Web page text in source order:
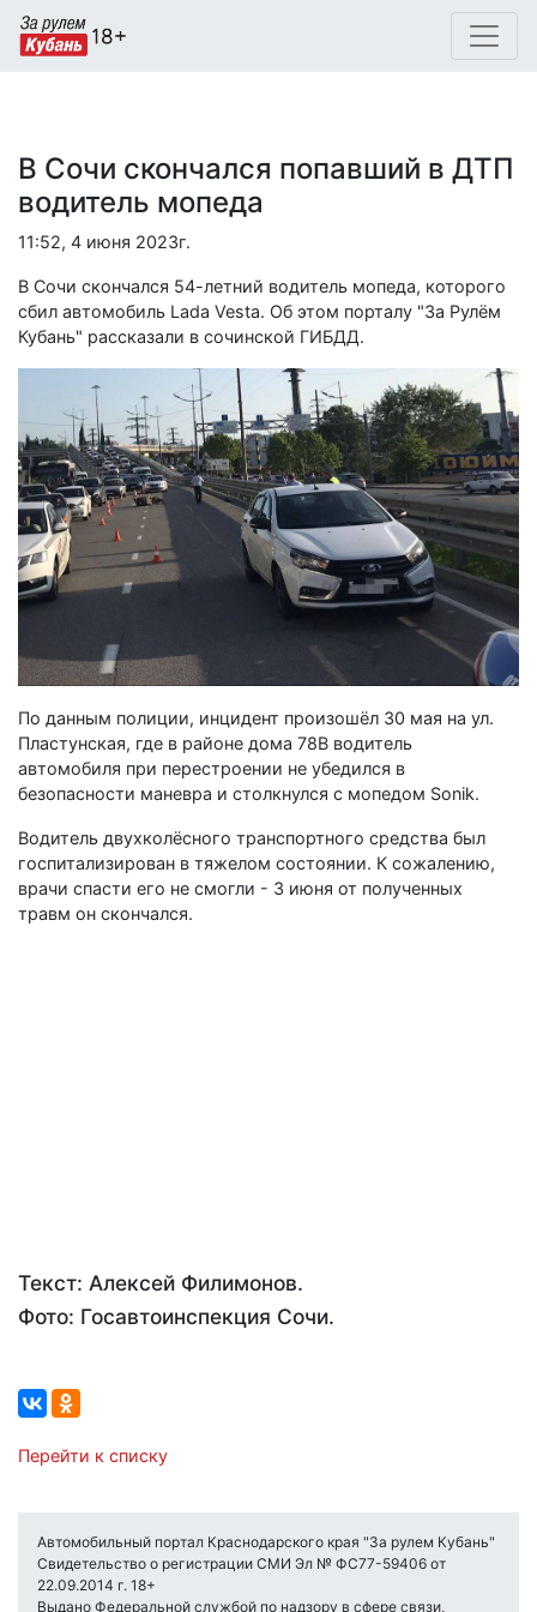
В Сочи скончался попавший в ДТП
водитель мопеда
11:52, 4 июня 2023г.
В Сочи скончался 54-летний водитель мопеда, которого
сбил автомобиль Lada Vesta. Об этом порталу "За Рулём
Кубань" рассказали в сочинской ГИБДД.
По данным полиции, инцидент произошёл 30 мая на ул.
Пластунская, где в районе дома 78В водитель
автомобиля при перестроении не убедился в
безопасности маневра и столкнулся с мопедом Sonik.
Водитель двухколёсного транспортного средства был
госпитализирован в тяжелом состоянии. К сожалению,
врачи спасти его не смогли - 3 июня от полученных
травм он скончался.
Текст: Алексей Филимонов.
Фото: Госавтоинспекция Сочи.
Перейти к списку
Автомобильный портал Краснодарского края "За рулем Кубань"
Свидетельство о регистрации СМИ Эл № ФС77-59406 от
22.09.2014 г. 18+
Выдано Федеральной службой по надзору в сфере связи,